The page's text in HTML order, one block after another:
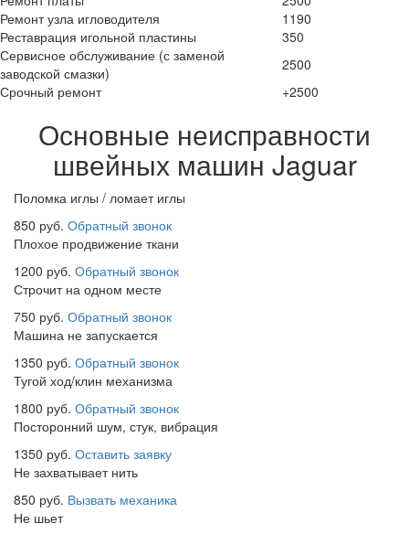
Ремонт узла игловодителя
1190
Реставрация игольной пластины
350
Сервисное обслуживание (с заменой
заводской смазки)
2500
Срочный ремонт
+2500
Основные неисправности
швейных машин Jaguar
Поломка иглы / ломает иглы
850 руб. Обратный звонок
Плохое продвижение ткани
1200 руб. Обратный звонок
Строчит на одном месте
750 руб. Обратный звонок
Машина не запускается
1350 руб. Обратный звонок
Тугой ход/клин механизма
1800 руб. Обратный звонок
Посторонний шум, стук, вибрация
1350 руб. Оставить заявку
Не захватывает нить
850 руб. Вызвать механика
Не шьет